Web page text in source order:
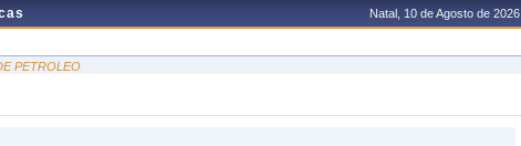
Natal, 10 de Agosto de 2026
PETROLEO